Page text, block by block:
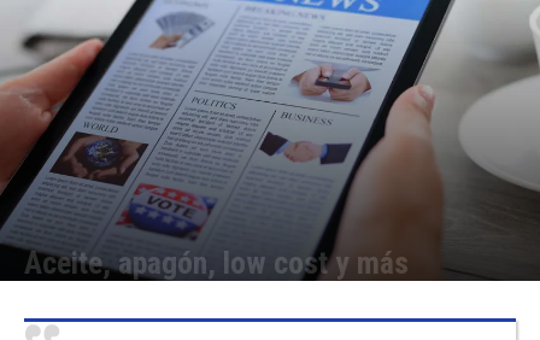
Aceite, apagón, low cost y más